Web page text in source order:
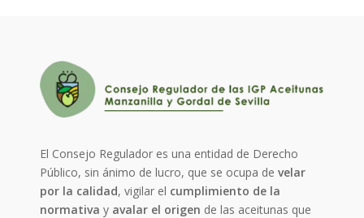
El Consejo Regulador es una entidad de Derecho
Público, sin ánimo de lucro, que se ocupa develar
por la calidad, vigilar el cumplimiento de la
normativa y avalar el origen de las aceitunas que